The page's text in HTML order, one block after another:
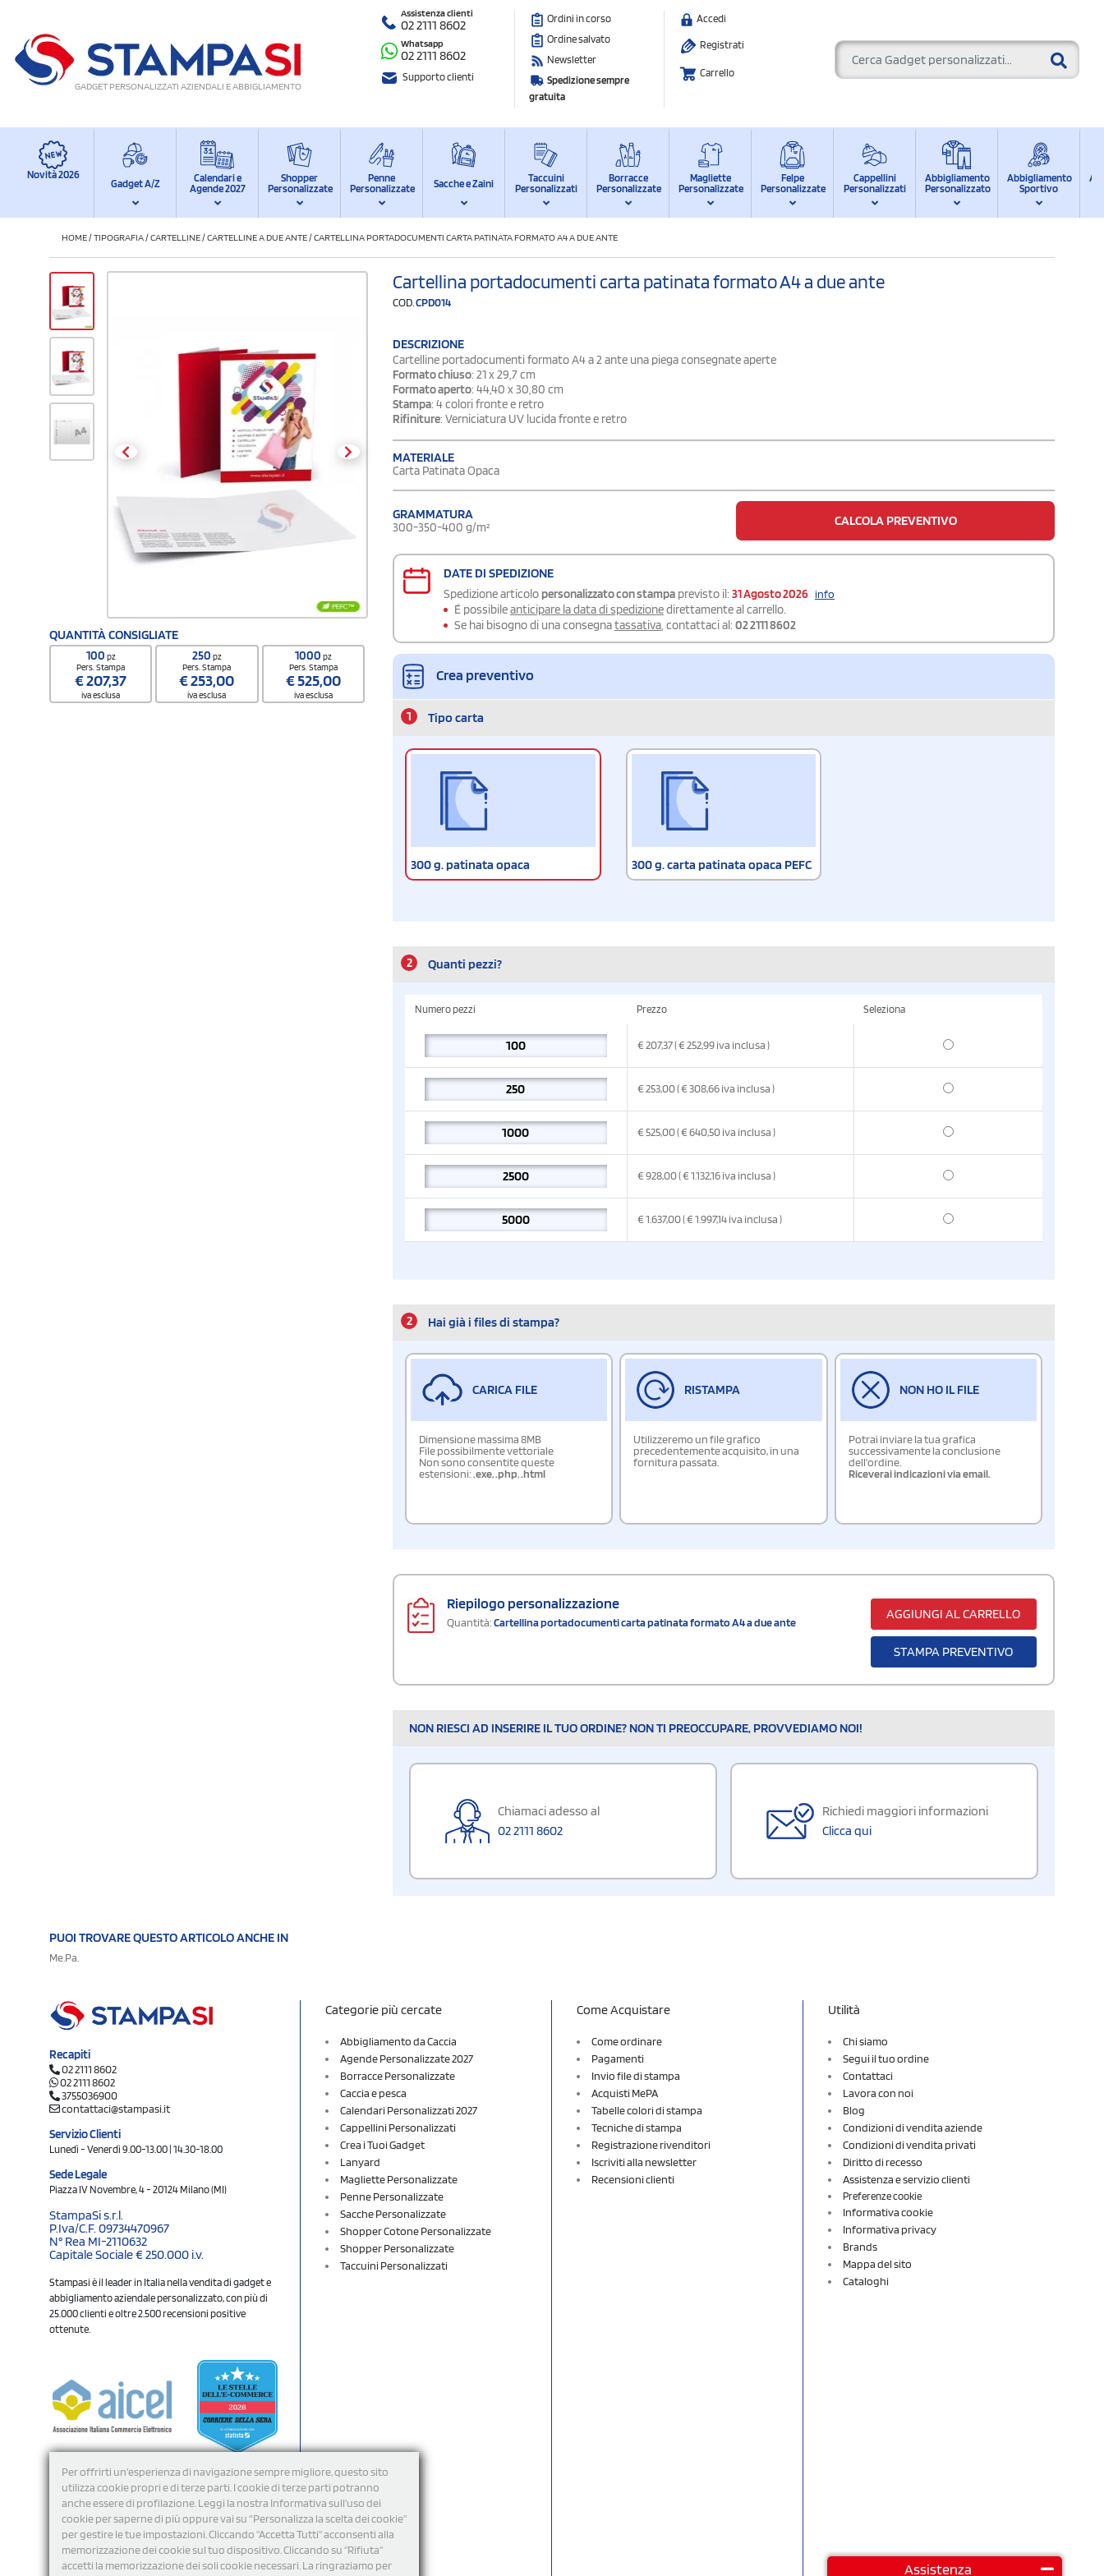
Per offrirti un'esperienza di navigazione sempre migliore, questo sito
utilizza cookie propri e di terze parti. I cookie di terze parti potranno
anche essere di profilazione. Leggi la nostra Informativa sull’uso dei
cookie per saperne di più oppure vai su “Personalizza la scelta dei cookie”
per gestire le tue impostazioni. Cliccando "Accetta Tutti" acconsenti alla
memorizzazione dei cookie sul tuo dispositivo. Cliccando su "Rifiuta"
accetti la memorizzazione dei soli cookie necessari. La ringraziamo per
GADGET PERSONALIZZATI AZIENDALI E ABBIGLIAMENTO
Assistenza clienti
02 2111 8602
Whatsapp
02 2111 8602
Supporto clienti
Ordini in corso
Ordine salvato
Newsletter
Spedizione sempre
gratuita
Accedi
Registrati
Carrello
Novità 2026
Gadget A/Z
Calendari e
Agende 2027
Shopper
Personalizzate
Penne
Personalizzate
Sacche e Zaini
Taccuini
Personalizzati
Borracce
Personalizzate
Magliette
Personalizzate
Felpe
Personalizzate
Cappellini
Personalizzati
Abbigliamento
Personalizzato
Abbigliamento
Sportivo
HOME/TIPOGRAFIA/CARTELLINE/CARTELLINE A DUE ANTE/CARTELLINA PORTADOCUMENTI CARTA PATINATA FORMATO A4 A DUE ANTE
QUANTITÀ CONSIGLIATE
100 pz
Pers. Stampa
€207,37
iva esclusa
250 pz
Pers. Stampa
€253,00
iva esclusa
1000 pz
Pers. Stampa
€525,00
iva esclusa
Cartellina portadocumenti carta patinata formato A4 a due ante
COD. CPD014
DESCRIZIONE
Cartelline portadocumenti formato A4 a 2 ante una piega consegnate aperte
Formato chiuso: 21 x 29,7 cm
Formato aperto: 44,40 x 30,80 cm
Stampa: 4 colori fronte e retro
Rifiniture: Verniciatura UV lucida fronte e retro
MATERIALE
Carta Patinata Opaca
GRAMMATURA
300-350-400 g/m² CALCOLA PREVENTIVO
DATE DI SPEDIZIONE
Spedizione articolo personalizzato con stampa previsto il: 31 Agosto 2026 info
É possibileanticipare la data di spedizionedirettamente al carrello.
Se hai bisogno di una consegnatassativa , contattaci al: 02 2111 8602
Crea preventivo
1 Tipo carta
300 g. patinata opaca 300 g. carta patinata opaca PEFC
2 Quanti pezzi?
Numero pezzi Prezzo Seleziona
€207,37( € 252,99iva inclusa)
€253,00( € 308,66iva inclusa)
€ 525,00( € 640,50iva inclusa)
€928,00( € 1.132,16iva inclusa)
€1.637,00( € 1.997,14iva inclusa)
2 Hai già i files di stampa?
CARICA FILE
Dimensione massima 8MB
File possibilmente vettoriale
Non sono consentite queste
estensioni:.exe,.php,.html
RISTAMPA
Utilizzeremo un file grafico
precedentemente acquisito, in una
fornitura passata.
NON HO IL FILE
Potrai inviare la tua grafica
successivamente la conclusione
dell'ordine.
Riceverai indicazioni via email.
Riepilogo personalizzazione
Quantità:Cartellina portadocumenti carta patinata formato A4 a due ante
AGGIUNGI AL CARRELLO
STAMPA PREVENTIVO
NON RIESCI AD INSERIRE IL TUO ORDINE? NON TI PREOCCUPARE, PROVVEDIAMO NOI!
Chiamaci adesso al
02 2111 8602
Richiedi maggiori informazioni
Clicca qui
PUOI TROVARE QUESTO ARTICOLO ANCHE IN
Me.Pa.
Recapiti
02 2111 8602
02 2111 8602
3755036900
contattaci@stampasi.it
Servizio Clienti
Lunedì - Venerdì 9.00-13.00 | 14.30-18.00
Sede Legale
Piazza IV Novembre, 4 - 20124 Milano (MI)
StampaSi s.r.l.
P.Iva/C.F. 09734470967
N° Rea MI-2110632
Capitale Sociale € 250.000 i.v.
Stampasi è il leader in Italia nella vendita di gadget e
abbigliamento aziendale personalizzato, con più di
25.000 clienti e oltre 2.500 recensioni positive
ottenute.
Seguici
Categorie più cercate
Abbigliamento da Caccia
Agende Personalizzate 2027
Borracce Personalizzate
Caccia e pesca
Calendari Personalizzati 2027
Cappellini Personalizzati
Crea i Tuoi Gadget
Lanyard
Magliette Personalizzate
Penne Personalizzate
Sacche Personalizzate
Shopper Cotone Personalizzate
Shopper Personalizzate
Taccuini Personalizzati
Come Acquistare
Come ordinare
Pagamenti
Invio file di stampa
Acquisti MePA
Tabelle colori di stampa
Tecniche di stampa
Registrazione rivenditori
Iscriviti alla newsletter
Recensioni clienti
Utilità
Chi siamo
Segui il tuo ordine
Contattaci
Lavora con noi
Blog
Condizioni di vendita aziende
Condizioni di vendita privati
Diritto di recesso
Assistenza e servizio clienti
Preferenze cookie
Informativa cookie
Informativa privacy
Brands
Mappa del sito
Cataloghi
Assistenza